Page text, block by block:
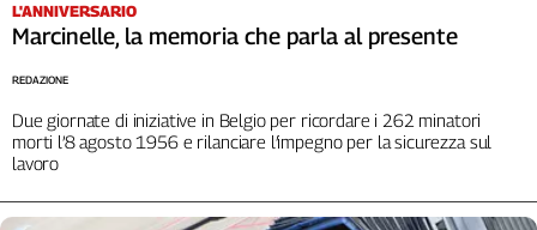
Trentino
D'Aosta
Veneto
Archivio
Storico
L'ANNIVERSARIO
Marcinelle, la memoria che parla al presente
Due giornate di iniziative in Belgio per ricordare i 262 minatori
morti l’8 agosto 1956 e rilanciare l’impegno per la sicurezza sul
lavoro
REDAZIONE